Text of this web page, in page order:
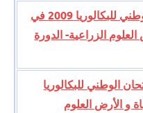
موضوع الامتحان الوطني للبكالوريا 2009 في
الزراعية- الدورة
الوطني للبكالوريا
و الأرض العلوم